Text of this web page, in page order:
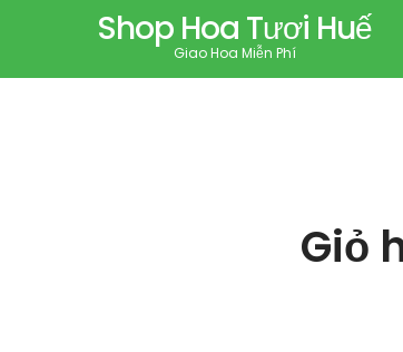
Shop Hoa Tươi Huế
Giao Hoa Miễn Phí
Giỏ